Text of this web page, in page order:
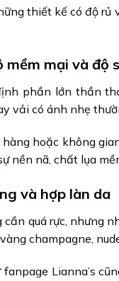
thiết kế có độ
mềm mại và độ
phần lớn thần
vải có ánh nhẹ
hàng hoặc không
nền nã, chất lụa
và hợp làn da
cần quá rực, nhưng
champagne,
Lianna’s